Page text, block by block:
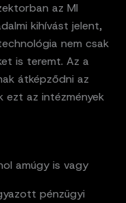
az MI
kihívást jelent,
nem csak
is teremt. Az a
átképződni az
ezt az intézmények
amúgy is vagy
pénzügyi